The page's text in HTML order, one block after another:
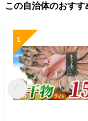
この自治体のおすす
1